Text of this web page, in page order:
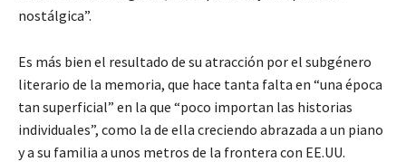
nostálgica”.
Es más bien el resultado de su atracción por el subgénero
literario de la memoria, que hace tanta falta en “una época
tan superficial” en la que “poco importan las historias
individuales”, como la de ella creciendo abrazada a un piano
y a su familia a unos metros de la frontera con EE.UU.